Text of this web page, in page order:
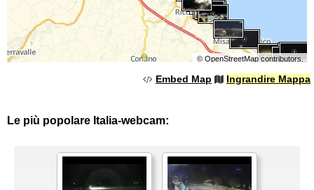
© OpenStreetMapcontributors.
Embed Map Ingrandire Mappa
Le più popolare Italia-webcam: